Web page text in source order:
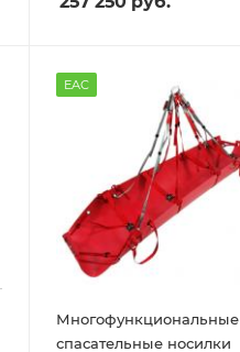
EAC
Многофункциональные
спасательные носилки